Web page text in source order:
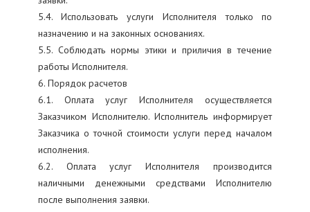
5.4. Использовать услуги Исполнителя только по
назначению и на законных основаниях.
5.5. Соблюдать нормы этики и приличия в течение
работы Исполнителя.
6. Порядок расчетов
6.1. Оплата услуг Исполнителя осуществляется
Заказчиком Исполнителю. Исполнитель информирует
Заказчика о точной стоимости услуги перед началом
исполнения.
6.2. Оплата услуг Исполнителя производится
наличными денежными средствами Исполнителю
после выполнения заявки.